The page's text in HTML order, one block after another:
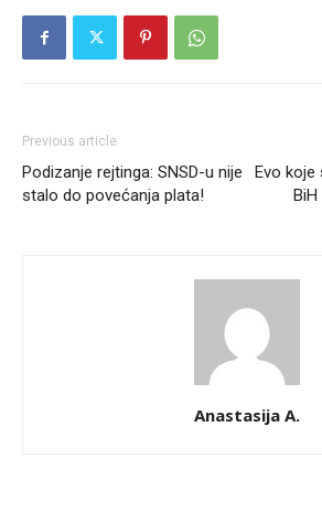
Previous article
Podizanje rejtinga: SNSD-u nije
stalo do povećanja plata!
Evo koje
Anastasija A.